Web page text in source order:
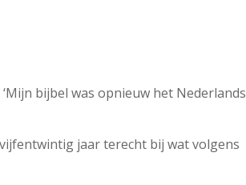
bijbel was opnieuw het Nederlands
jaar terecht bij wat volgens